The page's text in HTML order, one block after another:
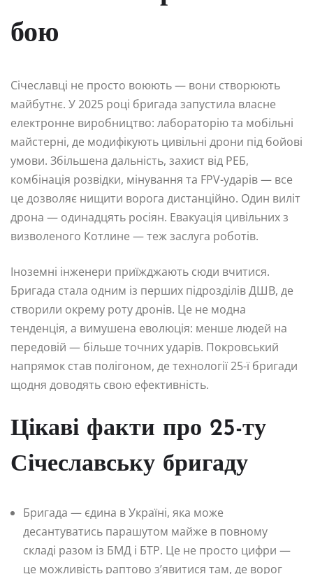
бою
Січеславці не просто воюють — вони створюють
майбутнє. У 2025 році бригада запустила власне
електронне виробництво: лабораторію та мобільні
майстерні, де модифікують цивільні дрони під бойові
умови. Збільшена дальність, захист від РЕБ,
комбінація розвідки, мінування та FPV-ударів — все
це дозволяє нищити ворога дистанційно. Один виліт
дрона — одинадцять росіян. Евакуація цивільних з
визволеного Котлине — теж заслуга роботів.
Іноземні інженери приїжджають сюди вчитися.
Бригада стала одним із перших підрозділів ДШВ, де
створили окрему роту дронів. Це не модна
тенденція, а вимушена еволюція: менше людей на
передовій — більше точних ударів. Покровський
напрямок став полігоном, де технології 25-ї бригади
щодня доводять свою ефективність.
Цікаві факти про 25-ту
Січеславську бригаду
Бригада — єдина в Україні, яка може
десантуватись парашутом майже в повному
складі разом із БМД і БТР. Це не просто цифри —
це можливість раптово з’явитися там, де ворог